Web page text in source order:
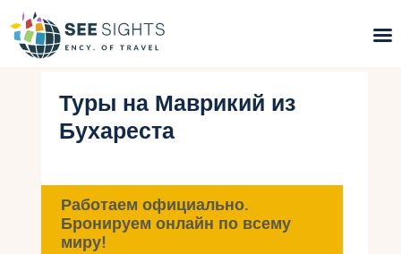
Поиск туров
Горящие туры
Типы Туров
Страны
Туры на Маврикий из
Бухареста
Работаем официально.
Бронируем онлайн по всему
миру!